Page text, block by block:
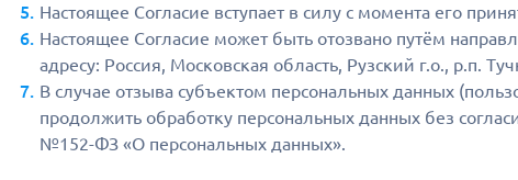
Настоящее Согласие вступает в силу с момента его
Настоящее Согласие может быть отозвано путём
адресу: Россия, Московская область, Рузский г.о., р.п.
В случае отзыва субъектом персональных данных
продолжить обработку персональных данных без
№152-ФЗ «О персональных данных».